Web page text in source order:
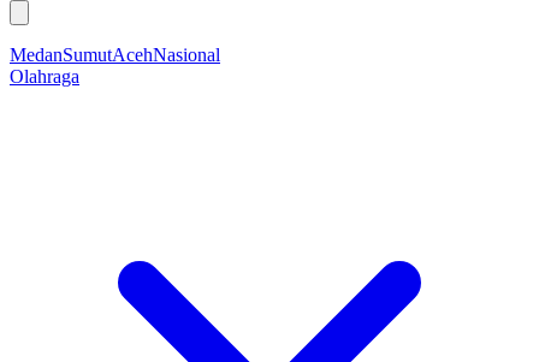
MedanSumutAcehNasional
Olahraga